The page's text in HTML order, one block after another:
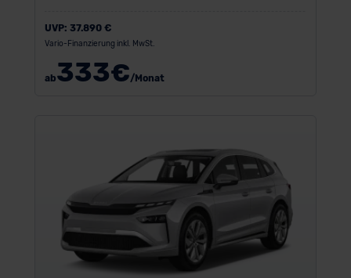
UVP: 37.890 €
Vario-Finanzierung inkl. MwSt.
ab333€/Monat